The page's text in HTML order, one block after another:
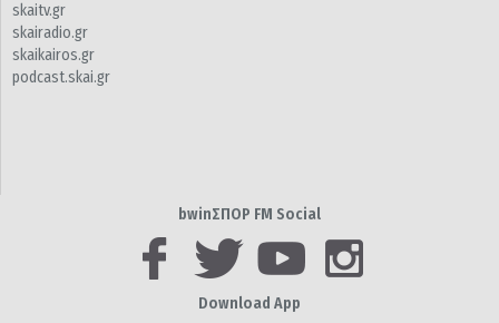
skaitv.gr
skairadio.gr
skaikairos.gr
podcast.skai.gr
bwinΣΠΟΡ FM Social
Download App